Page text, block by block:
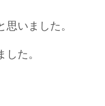
いました。
た。